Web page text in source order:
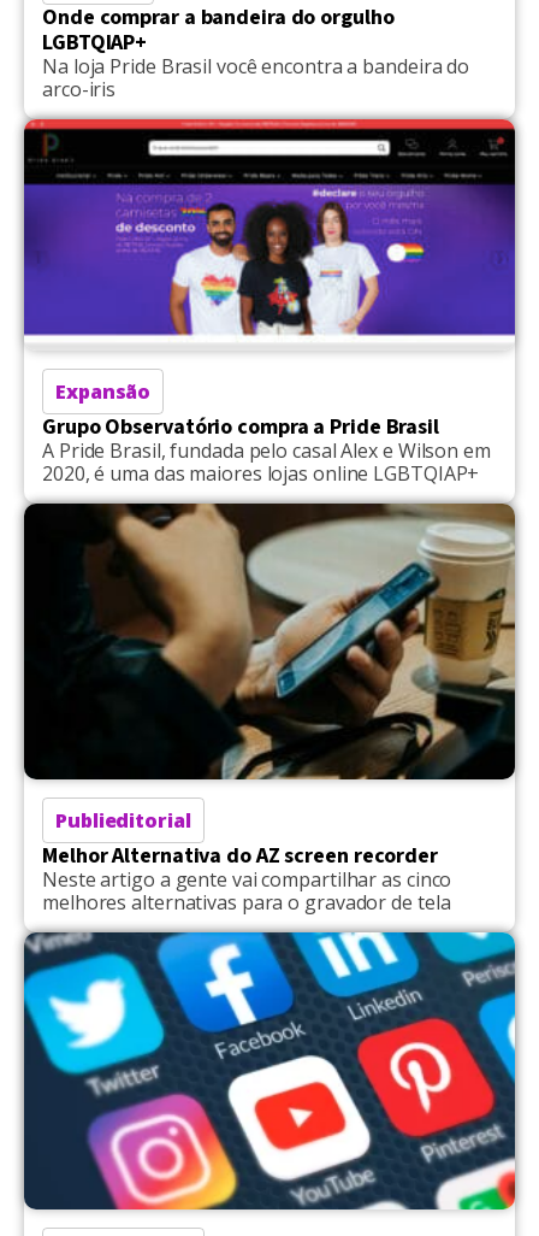
Onde comprar a bandeira do orgulho
LGBTQIAP+
Na loja Pride Brasil você encontra a bandeira do
arco-iris
Expansão
Grupo Observatório compra a Pride Brasil
A Pride Brasil, fundada pelo casal Alex e Wilson em
2020, é uma das maiores lojas online LGBTQIAP+
Publieditorial
Melhor Alternativa do AZ screen recorder
Neste artigo a gente vai compartilhar as cinco
melhores alternativas para o gravador de tela